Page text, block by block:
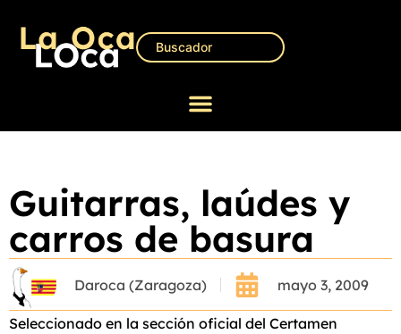
Guitarras, laúdes y
carros de basura
Daroca (Zaragoza) mayo 3, 2009
Seleccionado en la sección oficial del Certamen